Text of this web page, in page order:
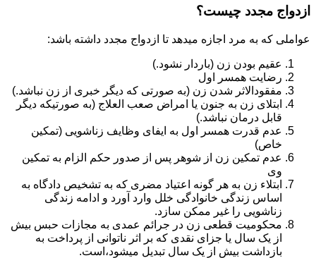
ازدواج مجدد چیست؟
عواملی که به مرد اجازه میدهد تا ازدواج مجدد داشته باشد:
عقیم بودن زن (باردار نشود.)
رضایت همسر اول
مفقودالاثر شدن زن (به صورتی که دیگر خبری از زن نباشد.)
ابتلای زن به جنون یا امراض صعب العلاج (به صورتیکه دیگر
قابل درمان نباشد.)
عدم قدرت همسر اول به ایفای وظایف زناشویی (تمکین
خاص)
عدم تمکین زن از شوهر پس از صدور حکم الزام به تمکین
وی
ابتلاء زن به هر گونه اعتیاد مضری که به تشخیص دادگاه به
اساس زندگی خانوادگی خلل وارد آورد و ادامه زندگی
زناشویی را غیر ممکن سازد.
محکومیت قطعی زن در جرائم عمدی به مجازات حبس بیش
از یک سال یا جزای نقدی که بر اثر ناتوانی از پرداخت به
بازداشت بیش از یک سال تبدیل می‎شود،است.